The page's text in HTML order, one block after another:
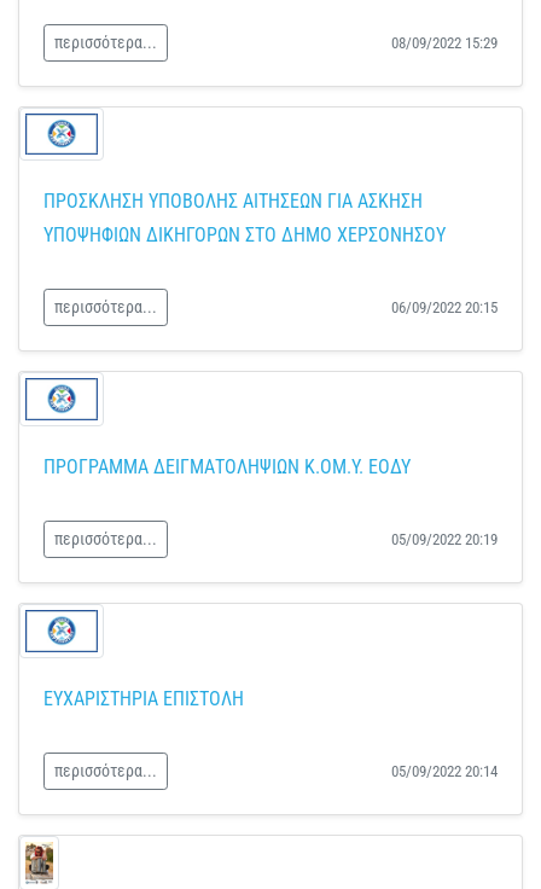
περισσότερα... 08/09/2022 15:29
ΠΡΟΣΚΛΗΣΗ ΥΠΟΒΟΛΗΣ ΑΙΤΗΣΕΩΝ ΓΙΑ ΑΣΚΗΣΗ
ΥΠΟΨΗΦΙΩΝ ΔΙΚΗΓΟΡΩΝ ΣΤΟ ΔΗΜΟ ΧΕΡΣΟΝΗΣΟΥ
περισσότερα... 06/09/2022 20:15
ΠΡΟΓΡΑΜΜΑ ΔΕΙΓΜΑΤΟΛΗΨΙΩΝ Κ.ΟΜ.Υ. ΕΟΔΥ
περισσότερα... 05/09/2022 20:19
ΕΥΧΑΡΙΣΤΗΡΙΑ ΕΠΙΣΤΟΛΗ
περισσότερα... 05/09/2022 20:14